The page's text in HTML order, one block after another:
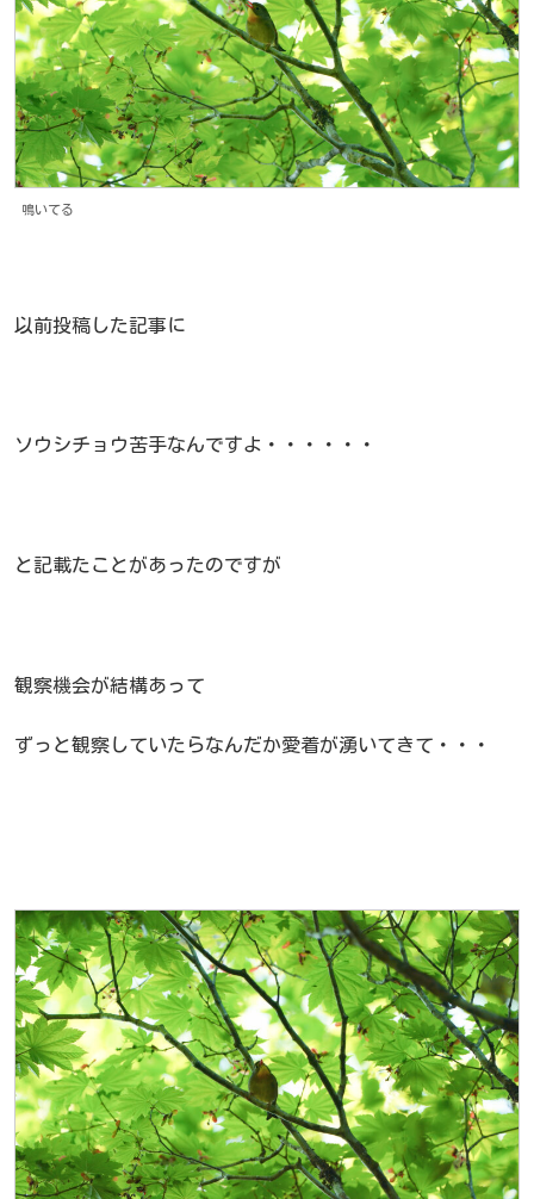
鳴いてる
以前投稿した記事に
ソウシチョウ苦手なんですよ・・・・・・
と記載たことがあったのですが
観察機会が結構あって
ずっと観察していたらなんだか愛着が湧いてきて・・・